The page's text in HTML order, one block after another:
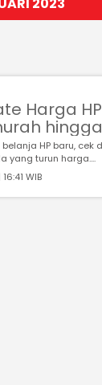
Harga
belanja HP baru, cek
yang turun harga....
WIB